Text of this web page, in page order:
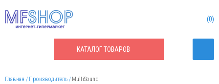
КАТАЛОГТОВАРОВ
0
Главная Производитель MultiSound